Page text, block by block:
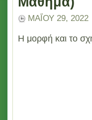
ΜΑΪ́ΟΥ 29, 2022
Η μορφή και το